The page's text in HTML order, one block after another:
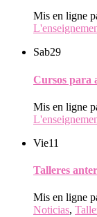
Mis en ligne
Sab29
Cursos para
Mis en ligne
Vie11
Talleres
Mis en ligne
Noticias,